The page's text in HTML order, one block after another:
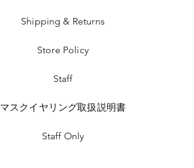
Shipping & Returns
Store Policy
​Staff
マスクイヤリング取扱説明書
Staff Only